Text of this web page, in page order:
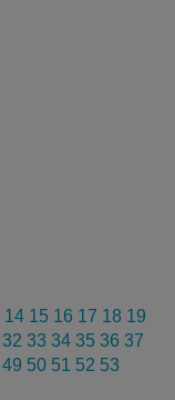
14 15 16 17 18 19
32 33 34 35 36 37
49 50 51 52 53